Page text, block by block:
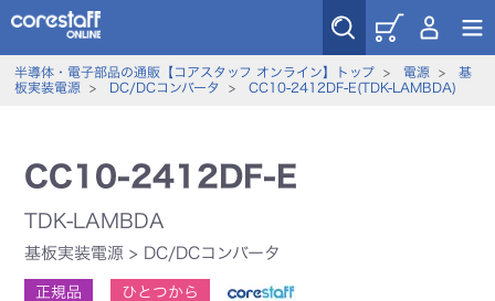
半導体・電子部品の通販【コアスタッフ オンライン】トップ> 電源 > 基
板実装電源 > DC/DCコンバータ > CC10-2412DF-E(TDK-LAMBDA)
CC10-2412DF-E
TDK-LAMBDA
基板実装電源 > DC/DCコンバータ
正規品 ひとつから